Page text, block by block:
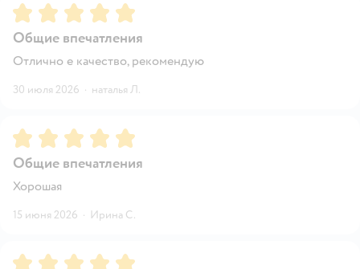
Рейтинг:5
Общие впечатления
Отлично е качество, рекомендую
30 июля 2026 · наталья Л.
Рейтинг:5
Общие впечатления
Хорошая
15 июня 2026 · Ирина С.
Рейтинг:5